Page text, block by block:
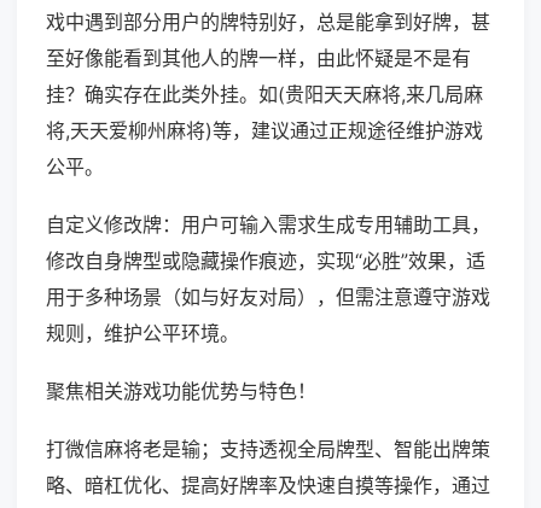
戏中遇到部分用户的牌特别好，总是能拿到好牌，甚
至好像能看到其他人的牌一样，由此怀疑是不是有
挂？确实存在此类外挂。如(贵阳天天麻将,来几局麻
将,天天爱柳州麻将)等，建议通过正规途径维护游戏
公平。
自定义修改牌：用户可输入需求生成专用辅助工具，
修改自身牌型或隐藏操作痕迹，实现“必胜”效果，适
用于多种场景（如与好友对局），但需注意遵守游戏
规则，维护公平环境。
聚焦相关游戏功能优势与特色！
打微信麻将老是输；支持透视全局牌型、智能出牌策
略、暗杠优化、提高好牌率及快速自摸等操作，通过